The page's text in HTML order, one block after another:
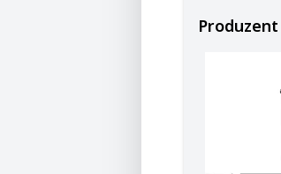
Produzent